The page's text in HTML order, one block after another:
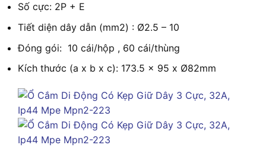
Số cực: 2P + E
Tiết diện dây dẫn (mm2) : Ø2.5 – 10
Đóng gói: 10 cái/hộp , 60 cái/thùng
Kích thước (a x b x c): 173.5 x 95 x Ø82mm